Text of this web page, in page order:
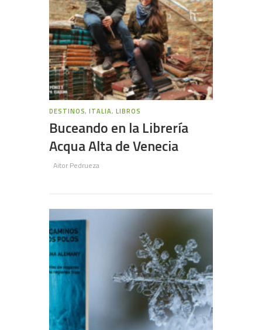
DESTINOS,ITALIA, LIBROS
Buceando en la Librería
Acqua Alta de Venecia
Aitor Pedrueza